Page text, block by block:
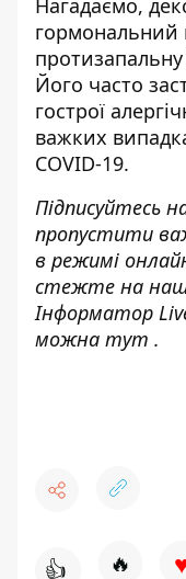
гормональний
Його часто
гострої
важких
COVID-19.
Підписуйтесь
пропустити
в режимі
стежте на
Інформатор
можна тут .
👍 🔥